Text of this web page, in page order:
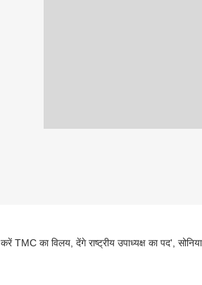
TMC का विलय, देंगे राष्ट्रीय उपाध्यक्ष का पद',